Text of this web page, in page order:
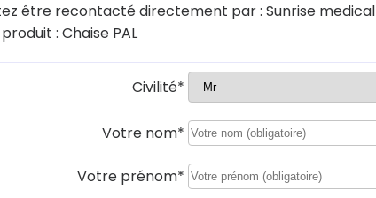
être recontacté directement par : Sunrise medical
: Chaise PAL
Civilité*
Votre nom*
Votre prénom*